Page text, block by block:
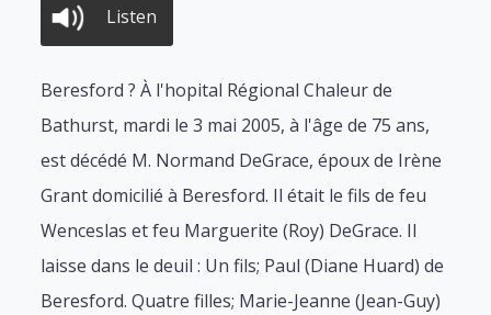
Listen
Beresford ? À l'hopital Régional Chaleur de
Bathurst, mardi le 3 mai 2005, à l'âge de 75 ans,
est décédé M. Normand DeGrace, époux de Irène
Grant domicilié à Beresford. Il était le fils de feu
Wenceslas et feu Marguerite (Roy) DeGrace. Il
laisse dans le deuil : Un fils; Paul (Diane Huard) de
Beresford. Quatre filles; Marie-Jeanne (Jean-Guy)